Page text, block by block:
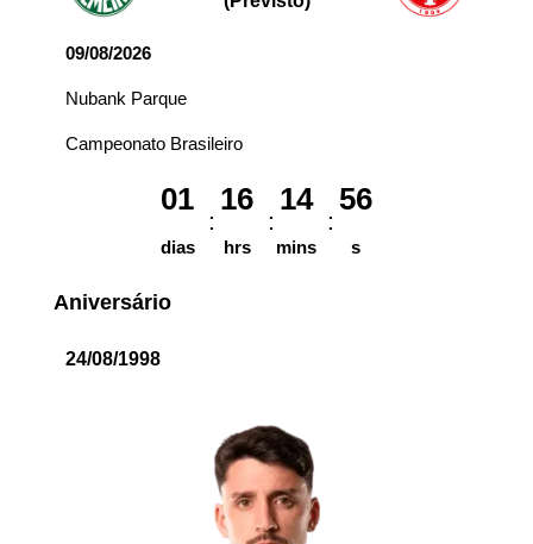
09/08/2026
Nubank Parque
Campeonato Brasileiro
01
dias
16
hrs
14
mins
56
s
Aniversário
24/08/1998